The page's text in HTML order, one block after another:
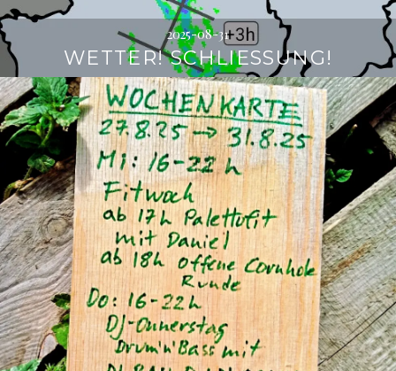
2025-08-31
WETTER! SCHLIESSUNG!